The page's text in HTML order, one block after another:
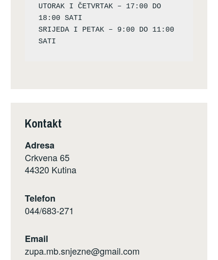
UTORAK I ČETVRTAK – 17:00 DO
18:00 SATI
SRIJEDA I PETAK – 9:00 DO 11:00
Kontakt
Adresa
Crkvena 65
44320 Kutina
Telefon
044/683-271
Email
zupa.mb.snjezne@gmail.com